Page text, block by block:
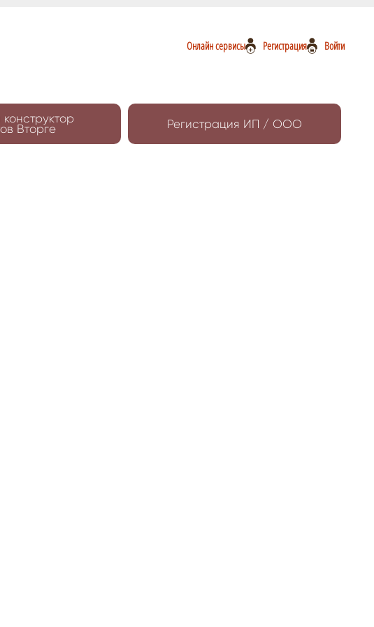
Онлайн сервисы Регистрация Войти
Вторге Регистрация ИП / ООО